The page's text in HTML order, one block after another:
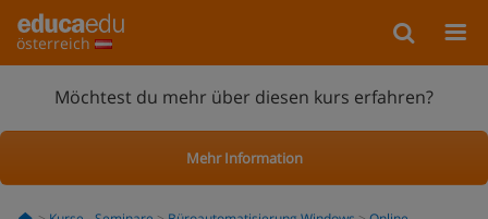
österreich
Möchtest du mehr über diesen kurs erfahren?
Mehr Information